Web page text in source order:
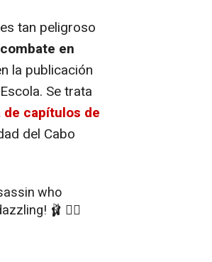
tan peligroso
en
la publicación
Se trata
capítulos de
del Cabo
who
🩰 🏴‍☠️